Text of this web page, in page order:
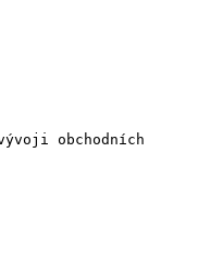
obchodních